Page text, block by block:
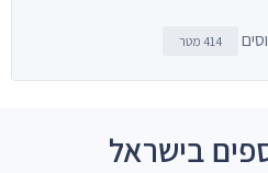
414 מטר
בישראל